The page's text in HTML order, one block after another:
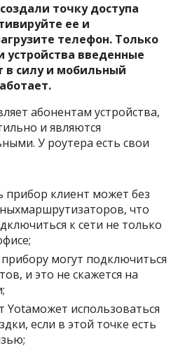
точку доступа
ее и
телефон. Только
устройства введенные
в силу и мобильный
абонентам устройства,
и являются
У роутера есть свои
прибор клиент может без
что
к сети не только
могут подключиться
и это не скажется на
Yotaможет использоваться
если в этой точке есть